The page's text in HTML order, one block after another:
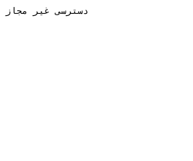
دسترسی غیر مجاز